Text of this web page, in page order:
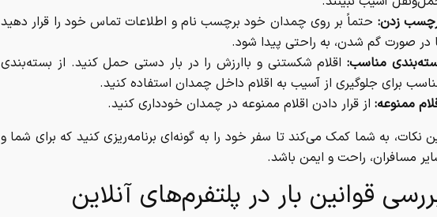
زدن: حتماً بر روی چمدان خود برچسب نام و اطلاعات تماس خود را قرار دهید
در صورت گم شدن، به راحتی پیدا شود.
مناسب:اقلام شکستنی و باارزش را در بار دستی حمل کنید. از بسته‌بندی
برای جلوگیری از آسیب به اقلام داخل چمدان استفاده کنید.
ممنوعه: از قرار دادن اقلام ممنوعه در چمدان خودداری کنید.
نکات، به شما کمک می‌کند تا سفر خود را به گونه‌ای برنامه‌ریزی کنید که برای شما و
مسافران، راحت و ایمن باشد.
قوانین بار در پلتفرم‌های آنلاین